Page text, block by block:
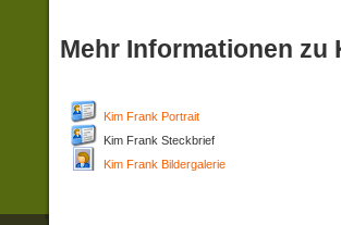
Mehr Informationen zu
Kim Frank Portrait
Kim Frank Steckbrief
Kim Frank Bildergalerie